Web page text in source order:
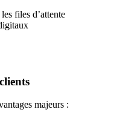
files d’attente
majeurs :